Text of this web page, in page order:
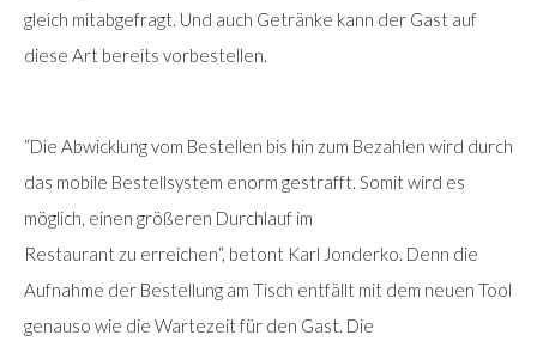
gleich mitabgefragt. Und auch Getränke kann der Gast auf
diese Art bereits vorbestellen.
“Die Abwicklung vom Bestellen bis hin zum Bezahlen wird durch
das mobile Bestellsystem enorm gestrafft. Somit wird es
möglich, einen größeren Durchlauf im
Restaurant zu erreichen“, betont Karl Jonderko. Denn die
Aufnahme der Bestellung am Tisch entfällt mit dem neuen Tool
genauso wie die Wartezeit für den Gast. Die